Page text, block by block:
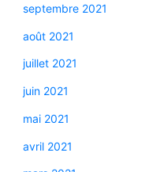
septembre 2021
août 2021
juillet 2021
juin 2021
mai 2021
avril 2021